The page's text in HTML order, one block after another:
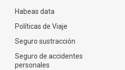
Habeas data
Políticas de Viaje
Seguro sustracción
Seguro de accidentes
personales